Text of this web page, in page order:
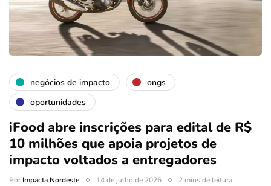
negócios de impacto
ongs
oportunidades
iFood abre inscrições para edital de R$
10 milhões que apoia projetos de
impacto voltados a entregadores
PorImpacta Nordeste 14 de julho de 2026 2 mins de leitura